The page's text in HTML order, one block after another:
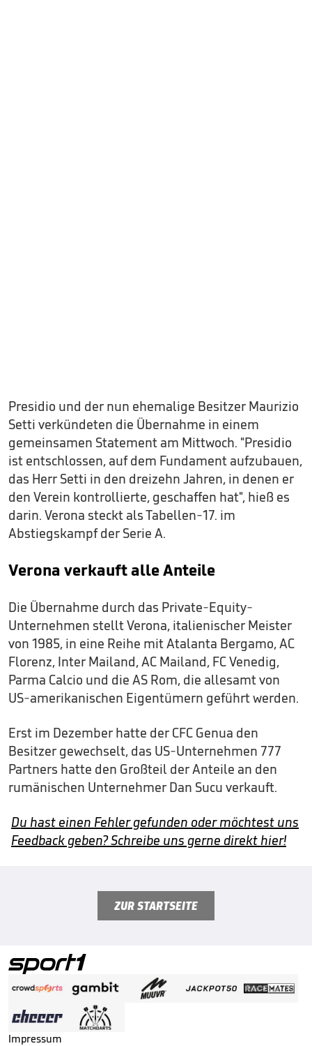
Presidio und der nun ehemalige Besitzer Maurizio
Setti verkündeten die Übernahme in einem
gemeinsamen Statement am Mittwoch. "Presidio
ist entschlossen, auf dem Fundament aufzubauen,
das Herr Setti in den dreizehn Jahren, in denen er
den Verein kontrollierte, geschaffen hat", hieß es
darin. Verona steckt als Tabellen-17. im
Abstiegskampf der Serie A.
Verona verkauft alle Anteile
Die Übernahme durch das Private-Equity-
Unternehmen stellt Verona, italienischer Meister
von 1985, in eine Reihe mit Atalanta Bergamo, AC
Florenz, Inter Mailand, AC Mailand, FC Venedig,
Parma Calcio und die AS Rom, die allesamt von
US-amerikanischen Eigentümern geführt werden.
Erst im Dezember hatte der CFC Genua den
Besitzer gewechselt, das US-Unternehmen 777
Partners hatte den Großteil der Anteile an den
rumänischen Unternehmer Dan Sucu verkauft.
Du hast einen Fehler gefunden oder möchtest uns
Feedback geben? Schreibe uns gerne direkt hier!
ZUR STARTSEITE
Impressum